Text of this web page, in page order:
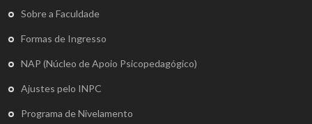
Sobre a Faculdade
Formas de Ingresso
NAP (Núcleo de Apoio Psicopedagógico)
Ajustes pelo INPC
Programa de Nivelamento